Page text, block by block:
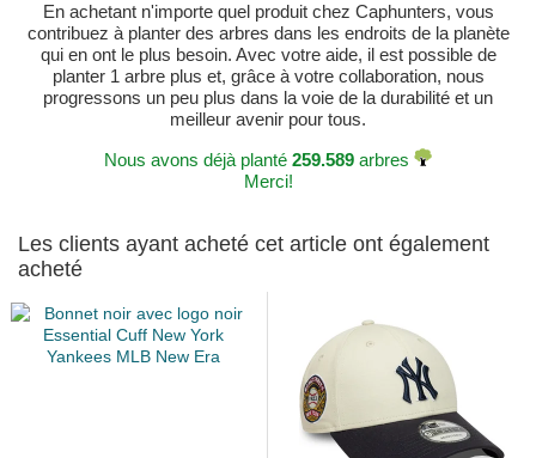
En achetant n'importe quel produit chez Caphunters, vous
contribuez à planter des arbres dans les endroits de la planète
qui en ont le plus besoin. Avec votre aide, il est possible de
planter 1 arbre plus et, grâce à votre collaboration, nous
progressons un peu plus dans la voie de la durabilité et un
meilleur avenir pour tous.
Nous avons déjà planté 259.589 arbres
Merci!
Les clients ayant acheté cet article ont également
acheté